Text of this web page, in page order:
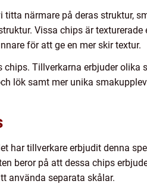
närmare på deras struktur,
Vissa chips är
för att ge en mer skir textur.
Tillverkarna erbjuder olika
lök samt mer unika
har tillverkare erbjudit denna
beror på att dessa chips
använda separata skålar.